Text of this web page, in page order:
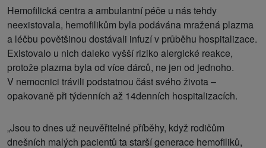
Hemofilická centra a ambulantní péče u nás tehdy
neexistovala, hemofilikům byla podávána mražená plazma
a léčbu povětšinou dostávali infuzí v průběhu hospitalizace.
Existovalo u nich daleko vyšší riziko alergické reakce,
protože plazma byla od více dárců, ne jen od jednoho.
V nemocnici trávili podstatnou část svého života –
opakovaně při týdenních až 14denních hospitalizacích.
„Jsou to dnes už neuvěřitelné příběhy, když rodičům
dnešních malých pacientů ta starší generace hemofiliků,